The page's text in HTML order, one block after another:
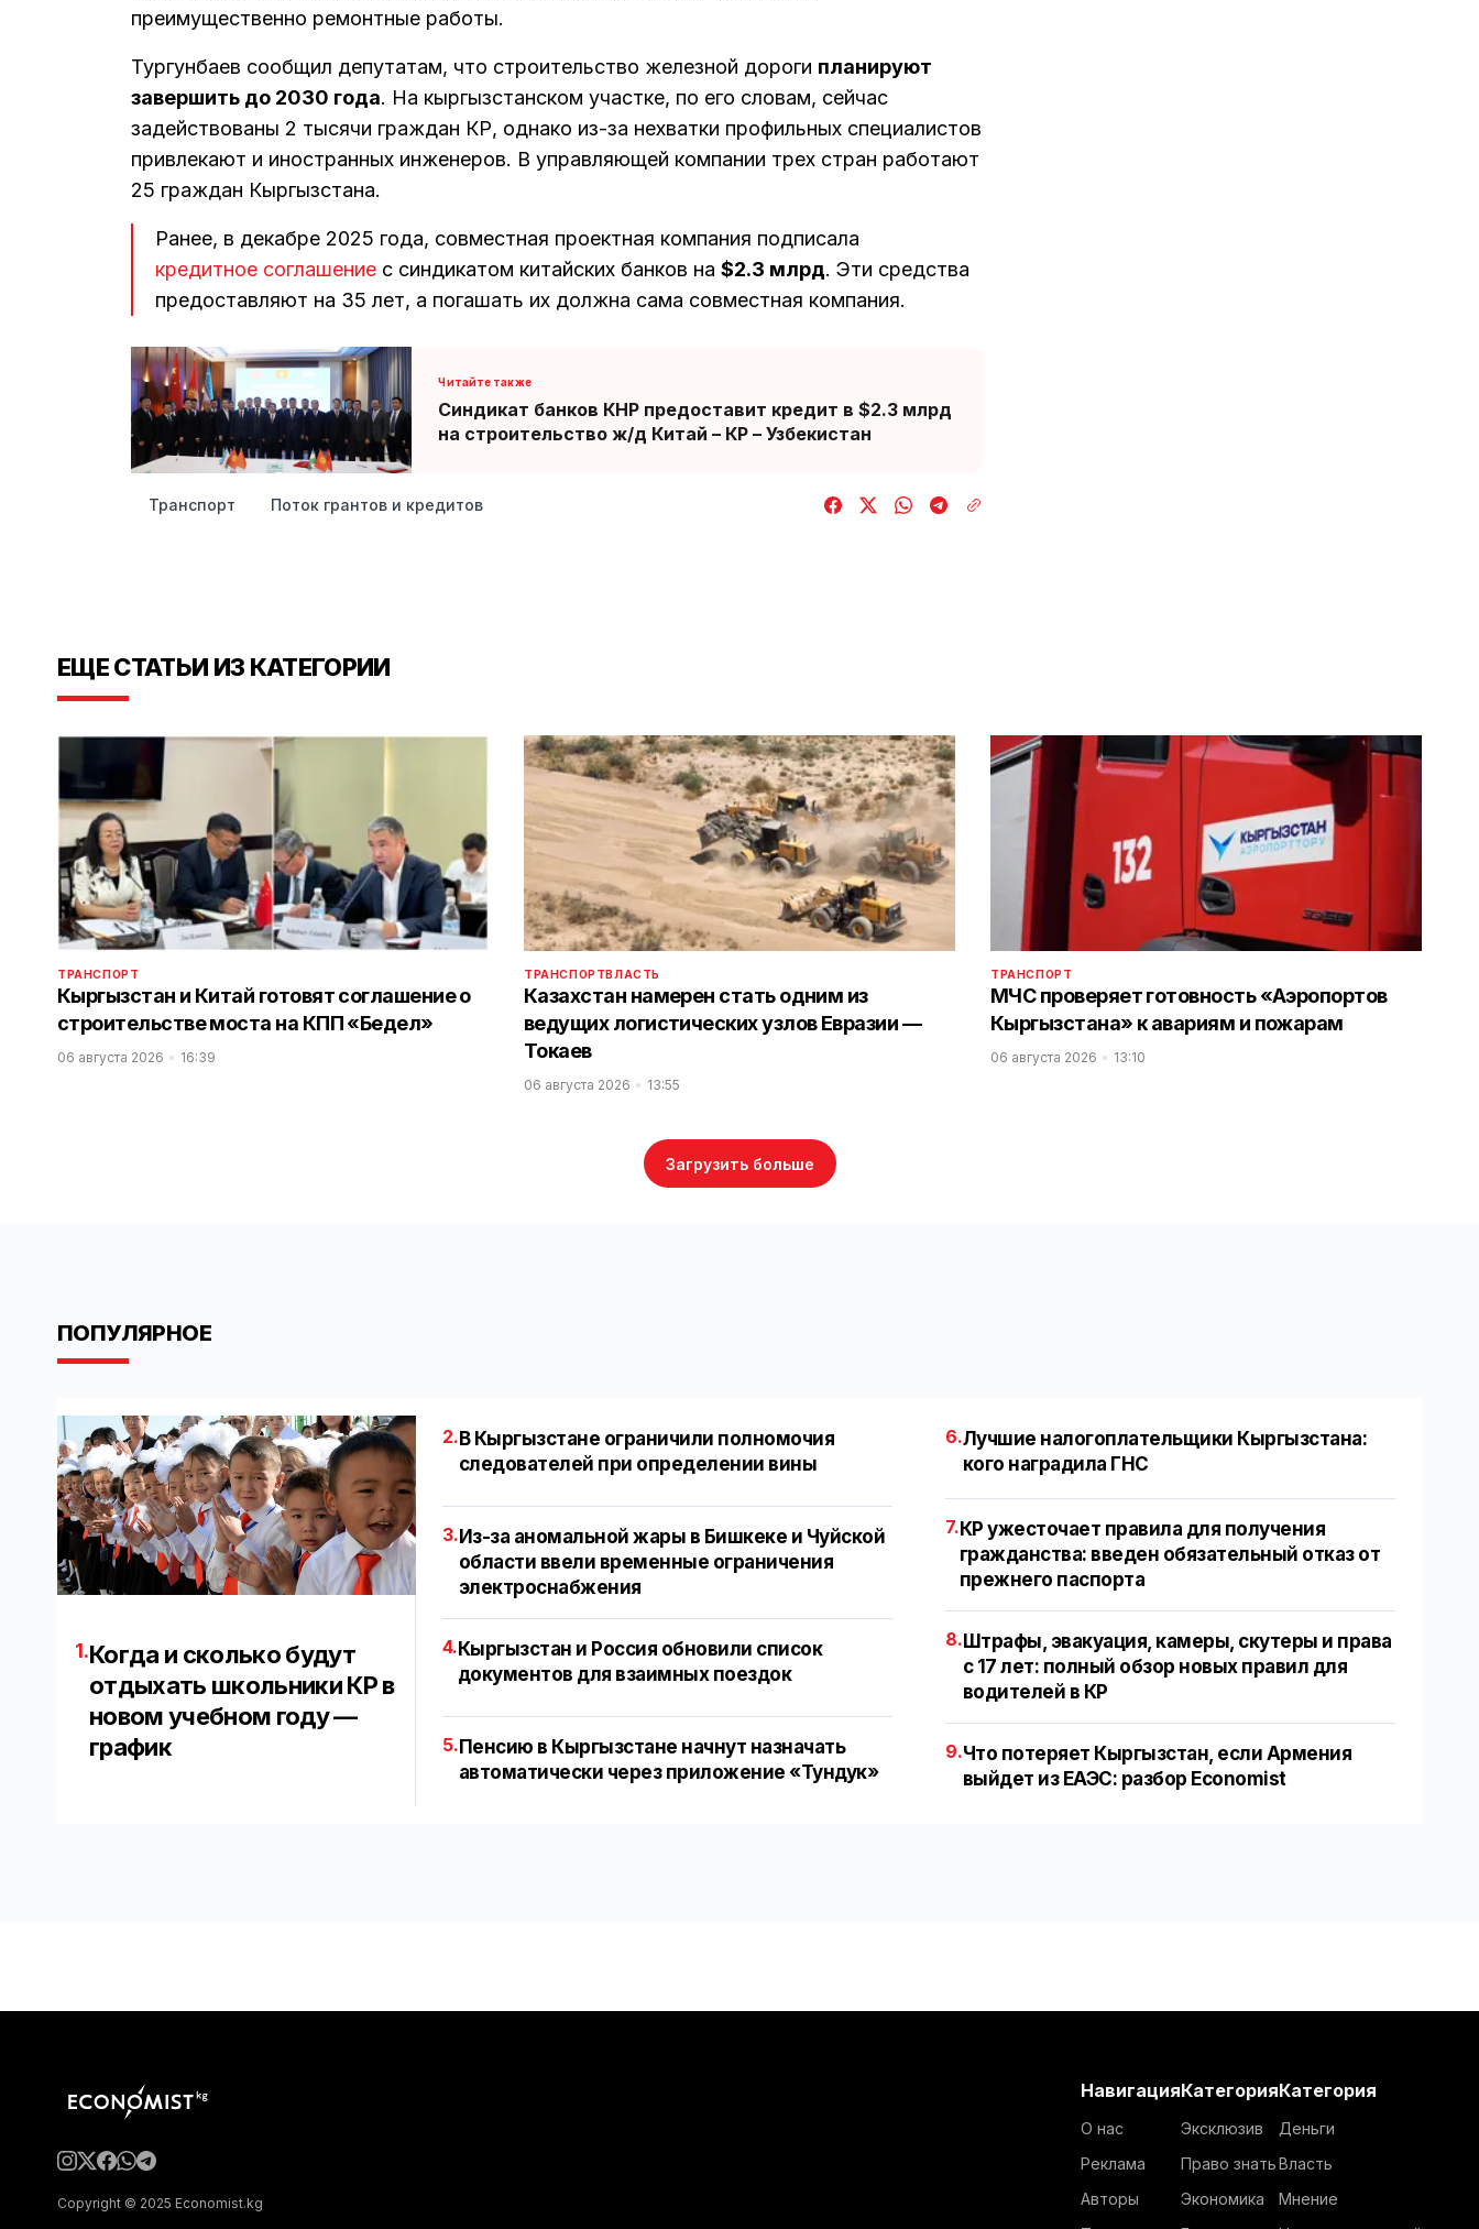
преимущественно ремонтные работы.
Тургунбаев сообщил депутатам, что строительство железной дороги планируют
завершить до 2030 года. На кыргызстанском участке, по его словам, сейчас
задействованы 2 тысячи граждан КР, однако из-за нехватки профильных специалистов
привлекают и иностранных инженеров. В управляющей компании трех стран работают
25 граждан Кыргызстана.
Ранее, в декабре 2025 года, совместная проектная компания подписала
кредитное соглашение с синдикатом китайских банков на $2.3 млрд. Эти средства
предоставляют на 35 лет, а погашать их должна сама совместная компания.
Синдикат банков КНР предоставит кредит в $2.3 млрд
на строительство ж/д Китай – КР – Узбекистан
Транспорт Поток грантов и кредитов
ЕЩЕ СТАТЬИ ИЗ КАТЕГОРИИ
ТРАНСПОРТ
Кыргызстан и Китай готовят соглашение о
строительстве моста на КПП «Бедел»
06 августа 2026 16:39
ТРАНСПОРТВЛАСТЬ
Казахстан намерен стать одним из
ведущих логистических узлов Евразии —
Токаев
06 августа 2026 13:55
ТРАНСПОРТ
МЧС проверяет готовность «Аэропортов
Кыргызстана» к авариям и пожарам
06 августа 2026 13:10
Загрузить больше
ПОПУЛЯРНОЕ
1.Когда и сколько будут
отдыхать школьники КР в
новом учебном году —
график
2. В Кыргызстане ограничили полномочия
следователей при определении вины
3.Из-за аномальной жары в Бишкеке и Чуйской
области ввели временные ограничения
электроснабжения
4.Кыргызстан и Россия обновили список
документов для взаимных поездок
5.Пенсию в Кыргызстане начнут назначать
автоматически через приложение «Тундук»
6.Лучшие налогоплательщики Кыргызстана:
кого наградила ГНС
7. КР ужесточает правила для получения
гражданства: введен обязательный отказ от
прежнего паспорта
8. Штрафы, эвакуация, камеры, скутеры и права
с 17 лет: полный обзор новых правил для
водителей в КР
9.Что потеряет Кыргызстан, если Армения
выйдет из ЕАЭС: разбор Economist
Copyright © 2025 Economist.kg
Навигация
О нас
Реклама
Авторы
Категория
Эксклюзив
Право знать
Экономика
Категория
Деньги
Власть
Мнение